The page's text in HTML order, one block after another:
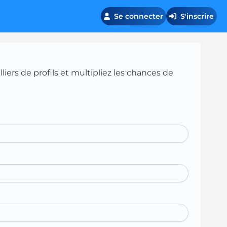
Se connecter S'inscrire
de profils et multipliez les chances de